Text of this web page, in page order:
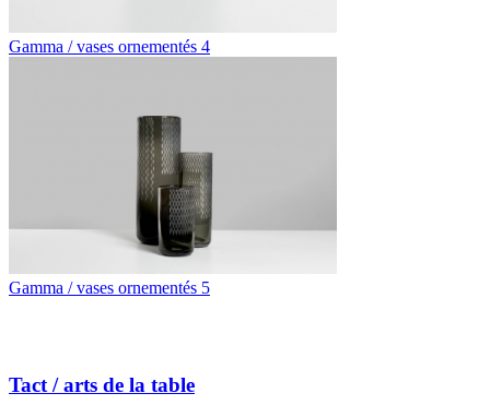
Gamma / vases ornementés 4
Gamma / vases ornementés 5
Tact / arts de la table